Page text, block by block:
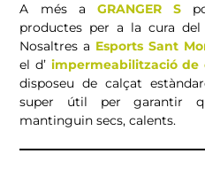
A més a GRANGER S
productes per a la cura del
Nosaltres a Esports Sant
el d’ impermeabilització de
disposeu de calçat
super útil per garantir
mantinguin secs, calents.